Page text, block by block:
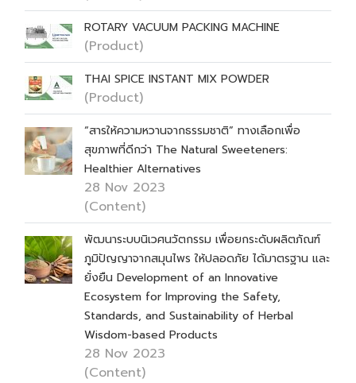
ROTARY VACUUM PACKING MACHINE
(Product)
THAI SPICE INSTANT MIX POWDER
(Product)
“สารให้ความหวานจากธรรมชาติ” ทางเลือกเพื่อ
สุขภาพที่ดีกว่า The Natural Sweeteners:
Healthier Alternatives
28 Nov 2023
(Content)
พัฒนาระบบนิเวศนวัตกรรม เพื่อยกระดับผลิตภัณฑ์
ภูมิปัญญาจากสมุนไพร ให้ปลอดภัย ได้มาตรฐาน และ
ยั่งยืน Development of an Innovative
Ecosystem for Improving the Safety,
Standards, and Sustainability of Herbal
Wisdom-based Products
28 Nov 2023
(Content)